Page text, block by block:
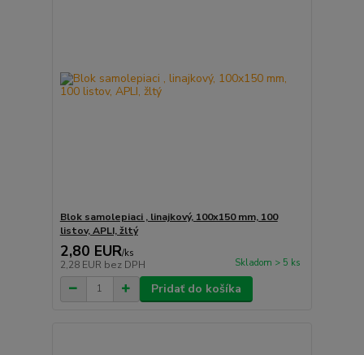
Blok samolepiaci , linajkový, 100x150 mm, 100
listov, APLI, žltý
2,80 EUR/ks
2,28 EUR bez DPH Skladom > 5 ks
Pridať do košíka